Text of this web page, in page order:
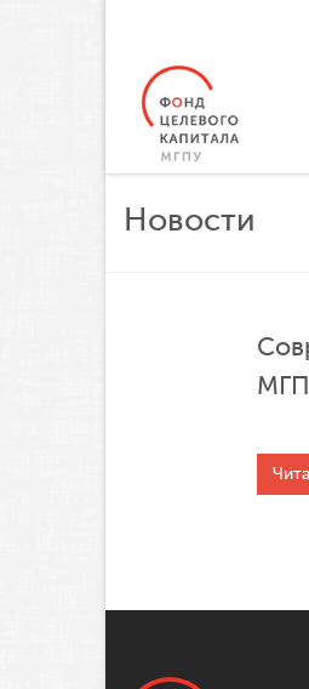
Новости